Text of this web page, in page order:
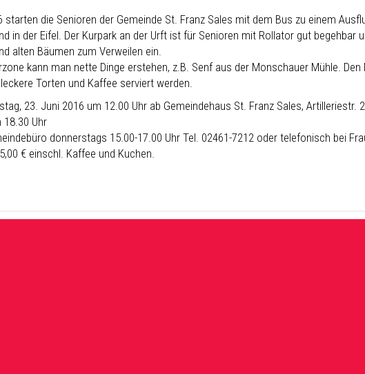
starten die Senioren der Gemeinde St. Franz Sales mit dem Bus zu einem
in der Eifel. Der Kurpark an der Urft ist für Senioren mit Rollator gut begehbar
alten Bäumen zum Verweilen ein.
kann man nette Dinge erstehen, z.B. Senf aus der Monschauer Mühle.
Torten und Kaffee serviert werden.
23. Juni 2016 um 12.00 Uhr ab Gemeindehaus St. Franz Sales, Artilleriestr.
18.30 Uhr
donnerstags 15.00-17.00 Uhr Tel. 02461-7212 oder telefonisch bei
€ einschl. Kaffee und Kuchen.